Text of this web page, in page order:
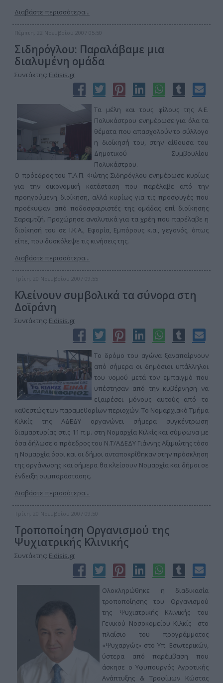
Διαβάστε περισσότερα...
Πέμπτη, 22 Νοεμβρίου 2007 05:50
Σιδηρόγλου: Παραλάβαμε μια
διαλυμένη ομάδα
Συντάκτης: Eidisis.gr
Τα μέλη και τους φίλους της Α.Ε.
Πολυκάστρου ενημέρωσε για όλα τα
θέματα που απασχολούν το σύλλογο
η διοίκησή του, στην αίθουσα του
Δημοτικού Συμβουλίου
Πολυκάστρου.
Ο πρόεδρος του Τ.Α.Π. Φώτης Σιδηρόγλου ενημέρωσε κυρίως
για την οικονομική κατάσταση που παρέλαβε από την
προηγούμενη διοίκηση, αλλά κυρίως για τις προσφυγές που
προέκυψαν από ποδοσφαιριστές της ομάδας επί διοίκησης
Σαραμτζή. Προχώρησε αναλυτικά για τα χρέη που παρέλαβε η
διοίκησή του σε Ι.Κ.Α., Εφορία, Εμπόρους κ.α., γεγονός, όπως
είπε, που δυσκόλεψε τις κινήσεις της.
Διαβάστε περισσότερα...
Τρίτη, 20 Νοεμβρίου 2007 09:55
Κλείνουν συμβολικά τα σύνορα στη
Δοϊράνη
Συντάκτης: Eidisis.gr
Το δρόμο του αγώνα ξαναπαίρνουν
από σήμερα οι δημόσιοι υπάλληλοι
του νομού μετά τον εμπαιγμό που
υπέστησαν από την κυβέρνηση να
εξαιρέσει μόνους αυτούς από το
καθεστώς των παραμεθορίων περιοχών. Το Νομαρχιακό Τμήμα
Κιλκίς της ΑΔΕΔΥ οργανώνει σήμερα συγκέντρωση
διαμαρτυρίας στις 11 π.μ. στη Νομαρχία Κιλκίς και σύμφωνα με
όσα δήλωσε ο πρόεδρος του Ν.Τ/ΑΔΕΔΥ Γιάννης Αξιμιώτης τόσο
η Νομαρχία όσοι και οι δήμοι ανταποκρίθηκαν στην πρόσκληση
της οργάνωσης και σήμερα θα κλείσουν Νομαρχία και δήμοι σε
ένδειξη συμπαράστασης.
Διαβάστε περισσότερα...
Τρίτη, 20 Νοεμβρίου 2007 09:50
Τροποποίηση Οργανισμού της
Ψυχιατρικής Κλινικής
Συντάκτης: Eidisis.gr
Ολοκληρώθηκε η διαδικασία
τροποποίησης του Οργανισμού
της Ψυχιατρικής Κλινικής του
Γενικού Νοσοκομείου Κιλκίς στο
πλαίσιο του προγράμματος
«Ψυχαργώς» στο Υπ. Εσωτερικών,
ύστερα από παρέμβαση που
άσκησε ο Υφυπουργός Αγροτικής
Ανάπτυξης & Τροφίμων Κώστας